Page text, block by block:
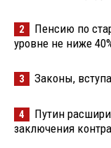
2
Пенсию по
уровне не ниже
3 Законы,
4
Путин
заключения